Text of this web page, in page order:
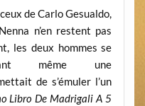
de Carlo Gesualdo,
n’en restent pas
les deux hommes se
même une
de s’émuler l’un
Libro De Madrigali A 5